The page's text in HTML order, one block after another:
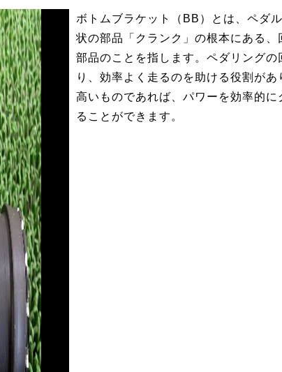
ボトムブラケット（BB）とは、ペダ
状の部品「クランク」の根本にある、
部品のことを指します。ペダリングの
り、効率よく走るのを助ける役割があ
高いものであれば、パワーを効率的に
ることができます。